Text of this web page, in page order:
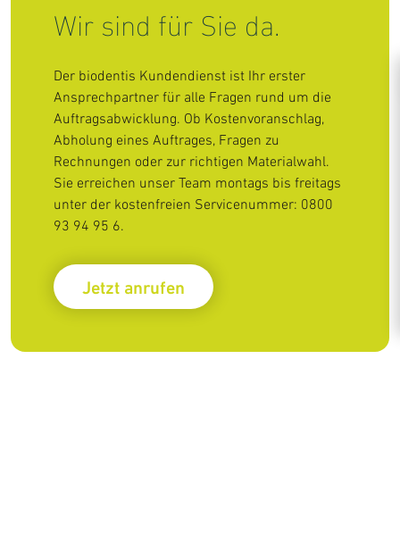
Wir sind für Sie da.
Der biodentis Kundendienst ist Ihr erster
Ansprechpartner für alle Fragen rund um die
Auftragsabwicklung. Ob Kostenvoranschlag,
Abholung eines Auftrages, Fragen zu
Rechnungen oder zur richtigen Materialwahl.
Sie erreichen unser Team montags bis freitags
unter der kostenfreien Servicenummer: 0800
93 94 95 6.
Jetzt anrufen